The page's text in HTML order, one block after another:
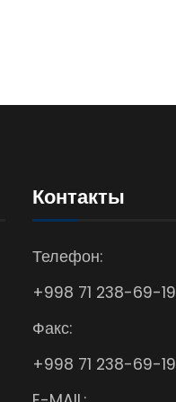
Контакты
Телефон:
+998 71 238-69-19
Факс:
+998 71 238-69-19